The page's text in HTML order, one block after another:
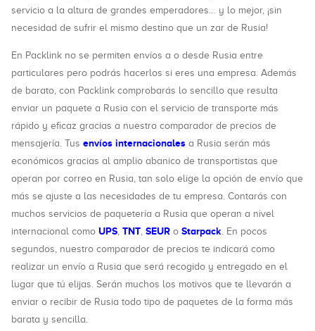
servicio a la altura de grandes emperadores… y lo mejor, ¡sin
necesidad de sufrir el mismo destino que un zar de Rusia!
En Packlink no se permiten envíos a o desde Rusia entre
particulares pero podrás hacerlos si eres una empresa. Además
de barato, con Packlink comprobarás lo sencillo que resulta
enviar un paquete a Rusia con el servicio de transporte más
rápido y eficaz gracias a nuestro comparador de precios de
mensajería. Tus envíos internacionales a Rusia serán más
económicos gracias al amplio abanico de transportistas que
operan por correo en Rusia, tan solo elige la opción de envío que
más se ajuste a las necesidades de tu empresa. Contarás con
muchos servicios de paquetería a Rusia que operan a nivel
internacional como UPS, TNT, SEUR o Starpack. En pocos
segundos, nuestro comparador de precios te indicará como
realizar un envío a Rusia que será recogido y entregado en el
lugar que tú elijas. Serán muchos los motivos que te llevarán a
enviar o recibir de Rusia todo tipo de paquetes de la forma más
barata y sencilla.